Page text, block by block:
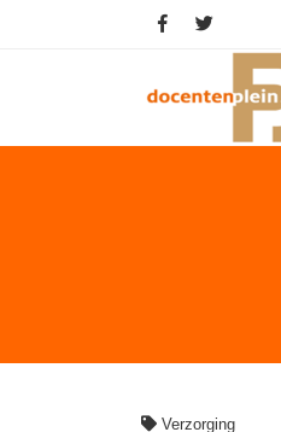
Verzorging